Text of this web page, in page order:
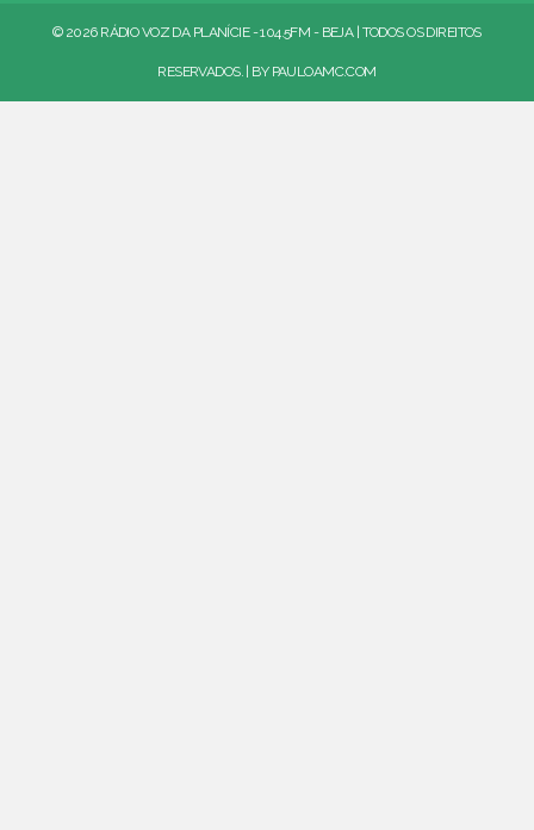
© 2026 RÁDIO VOZ DA PLANÍCIE - 104.5FM - BEJA | TODOS OS DIREITOS
RESERVADOS. | BY PAULOAMC.COM